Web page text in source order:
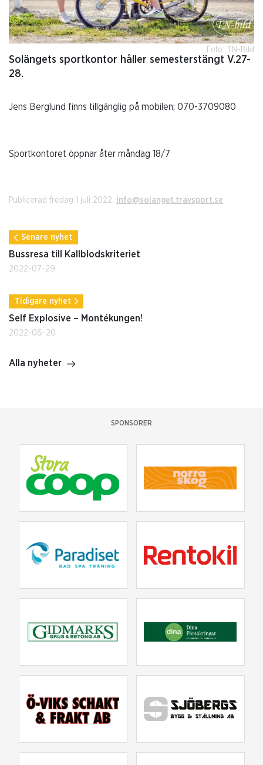
Foto: TN-Bild
Solängets sportkontor håller semesterstängt V.27-
28.
Jens Berglund finns tillgänglig på mobilen; 070-3709080
Sportkontoret öppnar åter måndag 18/7
Publicerad fredag 1 juli 2022. info@solanget.travsport.se
Senare nyhet
Bussresa till Kallblodskriteriet
2022-07-29
Tidigare nyhet
Self Explosive – Montékungen!
2022-06-20
Alla nyheter
SPONSORER